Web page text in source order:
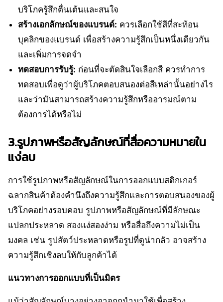
บริโภครู้สึกตื่นเต้นและสนใจ
สร้างเอกลักษณ์ของแบรนด์: ควรเลือกใช้สีที่สะท้อน
บุคลิกของแบรนด์ เพื่อสร้างความรู้สึกเป็นหนึ่งเดียวกัน
และเพิ่มการจดจำ
ทดสอบการรับรู้: ก่อนที่จะตัดสินใจเลือกสี ควรทำการ
ทดสอบเพื่อดูว่าผู้บริโภคตอบสนองต่อสีเหล่านั้นอย่างไร
และว่ามันสามารถสร้างความรู้สึกหรืออารมณ์ตาม
ต้องการได้หรือไม่
3.รูปภาพหรือสัญลักษณ์ที่สื่อความหมายใน
แง่ลบ
การใช้รูปภาพหรือสัญลักษณ์ในการออกแบบสติกเกอร์
ฉลากสินค้าต้องคำนึงถึงความรู้สึกและการตอบสนองของผู้
บริโภคอย่างรอบคอบ รูปภาพหรือสัญลักษณ์ที่มีลักษณะ
แปลกประหลาด สองแง่สองง่าม หรือสื่อถึงความไม่เป็น
มงคล เช่น รูปสัตว์ประหลาดหรือรูปที่ดูน่ากลัว อาจสร้าง
ความรู้สึกเชิงลบให้กับลูกค้าได้
แนวทางการออกแบบที่เป็นมิตร